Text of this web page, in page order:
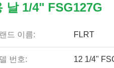
날 1/4" FSG127G
드 이름: FLRT
번호: 12 1/4"